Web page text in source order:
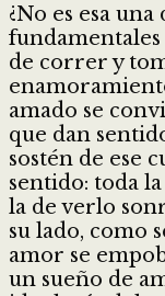
¿No es esa
de correr y
amado se
que dan
sostén de ese
sentido: toda
la de verlo
su lado, como
amor se
un sueño de